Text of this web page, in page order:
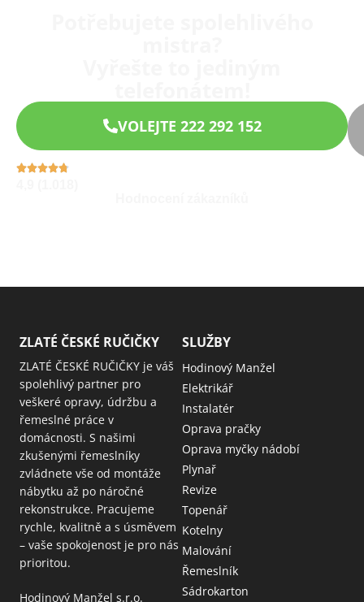
VOLEJTE 222 292 152
ZLATÉ ČESKÉ RUČIČKY
ZLATÉ ČESKÉ RUČIČKY je váš
spolehlivý partner pro
veškeré opravy, údržbu a
řemeslné práce v
domácnosti. S našimi
zkušenými řemeslníky
zvládnete vše od montáže
nábytku až po náročné
rekonstrukce. Pracujeme
rychle, kvalitně a s úsměvem
– vaše spokojenost je pro nás
prioritou.
Hodinový Manžel s.r.o.
SLUŽBY
Hodinový Manžel
Elektrikář
Instalatér
Oprava pračky
Oprava myčky nádobí
Plynař
Revize
Topenář
Kotelny
Malování
Řemeslník
Sádrokarton